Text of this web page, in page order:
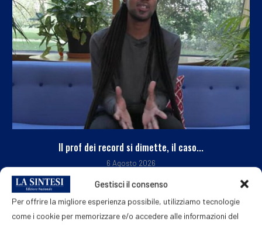
Gestisci il consenso
Per offrire la migliore esperienza possibile, utilizziamo tecnologie
come i cookie per memorizzare e/o accedere alle informazioni del
Il prof dei record si dimette, il caso...
6 Agosto 2026